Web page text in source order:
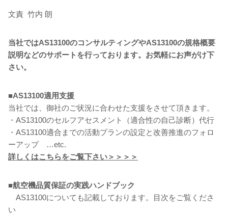
文責 竹内 朗
当社ではAS13100のコンサルティングやAS13100の規格概要
説明などのサポートを行っております。お気軽にお声がけ下
さい。
■AS13100適用支援
当社では、御社のご状況に合わせた支援をさせて頂きます。
・AS13100のセルフアセスメント（適合性の自己診断）代行
・AS13100適合までの活動プランの設定と改善推進のフォロ
ーアップ …etc.
詳しくはこちらをご覧下さい＞＞＞＞
■航空機品質保証の実践ハンドブック
AS13100についても記載しております。目次をご覧くださ
い